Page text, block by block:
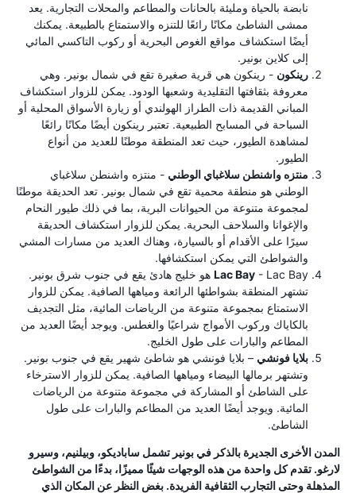
نابضة بالحياة ومليئة بالحانات والمطاعم والمحلات التجارية. يعد
ممشى الشاطئ مكانًا رائعًا للتنزه والاستمتاع بالطبيعة. يمكنك
أيضًا استكشاف مواقع الغوص البحرية أو ركوب التاكسي المائي
إلى كلاين بونير.
رينكون - رينكون هي قرية صغيرة تقع في شمال بونير. وهي
معروفة بثقافتها التقليدية وشعبها الودود. يمكن للزوار استكشاف
المباني القديمة ذات الطراز الهولندي أو زيارة الأسواق المحلية أو
السباحة في المسابح الطبيعية. تعتبر رينكون أيضًا مكانًا رائعًا
لمشاهدة الطيور، حيث تعد المنطقة موطنًا للعديد من أنواع
الطيور.
منتزه واشنطن سلاغباي الوطني - منتزه واشنطن سلاغباي
الوطني هو منطقة محمية تقع في شمال بونير. تعد الحديقة موطنًا
لمجموعة متنوعة من الحيوانات البرية، بما في ذلك طيور النحام
والإغوانا والسلاحف البحرية. يمكن للزوار استكشاف الحديقة
سيرًا على الأقدام أو بالسيارة، وهناك العديد من مسارات المشي
والشواطئ التي يمكن استكشافها.
Lac Bay - Lac Bay هو خليج هادئ يقع في جنوب شرق بونير.
تشتهر المنطقة بشواطئها الرائعة ومياهها الصافية. يمكن للزوار
الاستمتاع بمجموعة متنوعة من الرياضات المائية، مثل التجديف
بالكاياك وركوب الأمواج شراعيًا والغطس. ويوجد أيضًا العديد من
المطاعم والبارات على طول الخليج.
بلايا فونشي – بلايا فونشي هو شاطئ شهير يقع في جنوب بونير.
وتشتهر برمالها البيضاء ومياهها الصافية. يمكن للزوار الاسترخاء
على الشاطئ أو المشاركة في مجموعة متنوعة من الرياضات
المائية. ويوجد أيضًا العديد من المطاعم والبارات على طول
الشاطئ.
المدن الأخرى الجديرة بالذكر في بونير تشمل ساباديكو، وبيلنيم، وسيرو
لارغو. تقدم كل واحدة من هذه الوجهات شيئًا مميزًا، بدءًا من الشواطئ
المذهلة وحتى التجارب الثقافية الفريدة. بغض النظر عن المكان الذي